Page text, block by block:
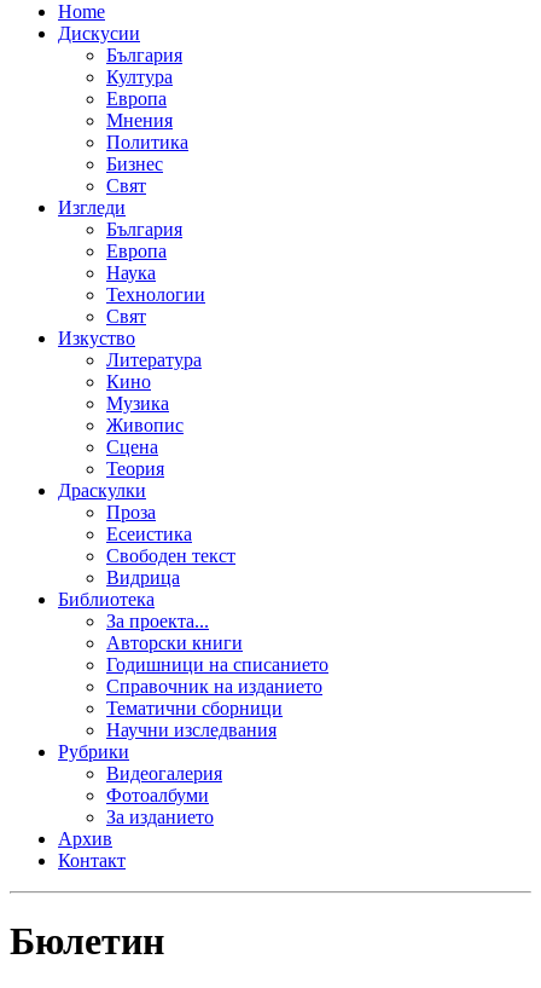
Home
Дискусии
България
Култура
Европа
Мнения
Политика
Бизнес
Свят
Изгледи
България
Европа
Наука
Технологии
Свят
Изкуство
Литература
Кино
Музика
Живопис
Сцена
Теория
Драскулки
Проза
Есеистика
Свободен текст
Видрица
Библиотека
За проекта...
Авторски книги
Годишници на списанието
Справочник на изданието
Тематични сборници
Научни изследвания
Рубрики
Видеогалерия
Фотоалбуми
За изданието
Архив
Контакт
Бюлетин